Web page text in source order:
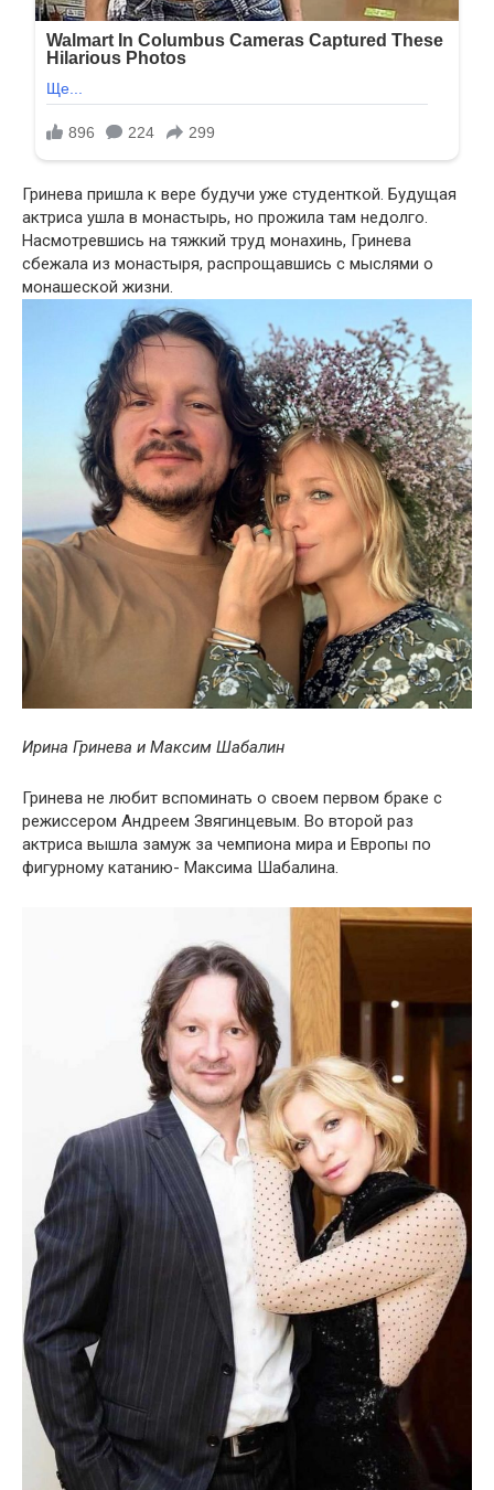
Гринева пришла к вере будучи уже студенткой. Будущая
актриса ушла в монастырь, но прожила там недолго.
Насмотревшись на тяжкий труд монахинь, Гринева
сбежала из монастыря, распрощавшись с мыслями о
монашеской жизни.
Ирина Гринева и Максим Шабалин
Гринева не любит вспоминать о своем первом браке с
режиссером Андреем Звягинцевым. Во второй раз
актриса вышла замуж за чемпиона мира и Европы по
фигурному катанию- Максима Шабалина.